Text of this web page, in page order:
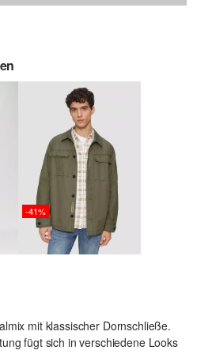
-41%
mit klassischer Dornschließe.
fügt sich in verschiedene Looks